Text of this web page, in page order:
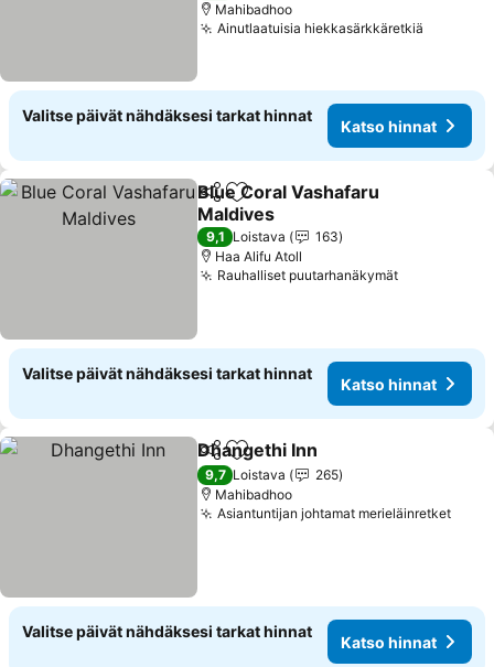
Mahibadhoo
Ainutlaatuisia hiekkasärkkäretkiä
Valitse päivät nähdäksesi tarkat hinnat
Katso hinnat
Jaa Lisää suosikkeihin
Blue Coral Vashafaru
Maldives
9,1 Loistava
163
Haa Alifu Atoll
Rauhalliset puutarhanäkymät
Valitse päivät nähdäksesi tarkat hinnat
Katso hinnat
Jaa Lisää suosikkeihin
Dhangethi Inn
9,7 Loistava
265
Mahibadhoo
Asiantuntijan johtamat merieläinretket
Valitse päivät nähdäksesi tarkat hinnat
Katso hinnat